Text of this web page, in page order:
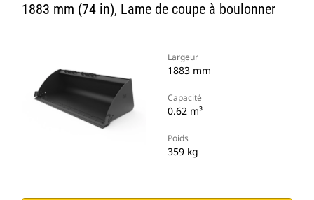
1883 mm (74 in), Lame de coupe à boulonner
Largeur
1883 mm
Capacité
0.62 m³
Poids
359 kg